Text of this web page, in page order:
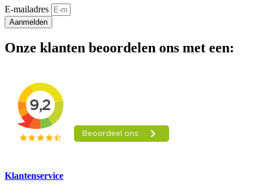
E-mailadres
Aanmelden
Onze klanten beoordelen ons met een:
Klantenservice